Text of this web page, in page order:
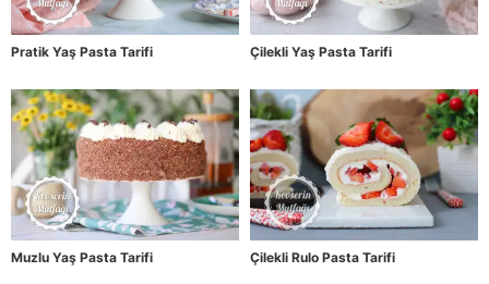
Pratik Yaş Pasta Tarifi Çilekli Yaş Pasta Tarifi
Muzlu Yaş Pasta Tarifi Çilekli Rulo Pasta Tarifi